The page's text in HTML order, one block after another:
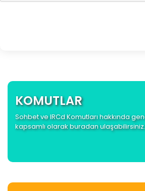
KOMUTLAR
Sohbet ve IRCd Komutları hakkında
kapsamlı olarak buradan ulaşabilirsiniz.